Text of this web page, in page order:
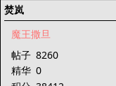
焚岚
魔王撒旦
帖子 8260
精华 0